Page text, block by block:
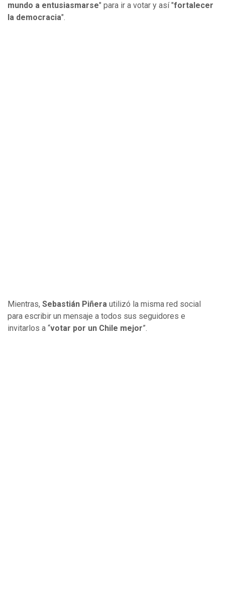
mundo a entusiasmarse" para ir a votar y así "fortalecer
la democracia".
Mientras, Sebastián Piñera utilizó la misma red social
para escribir un mensaje a todos sus seguidores e
invitarlos a “votar por un Chile mejor”.